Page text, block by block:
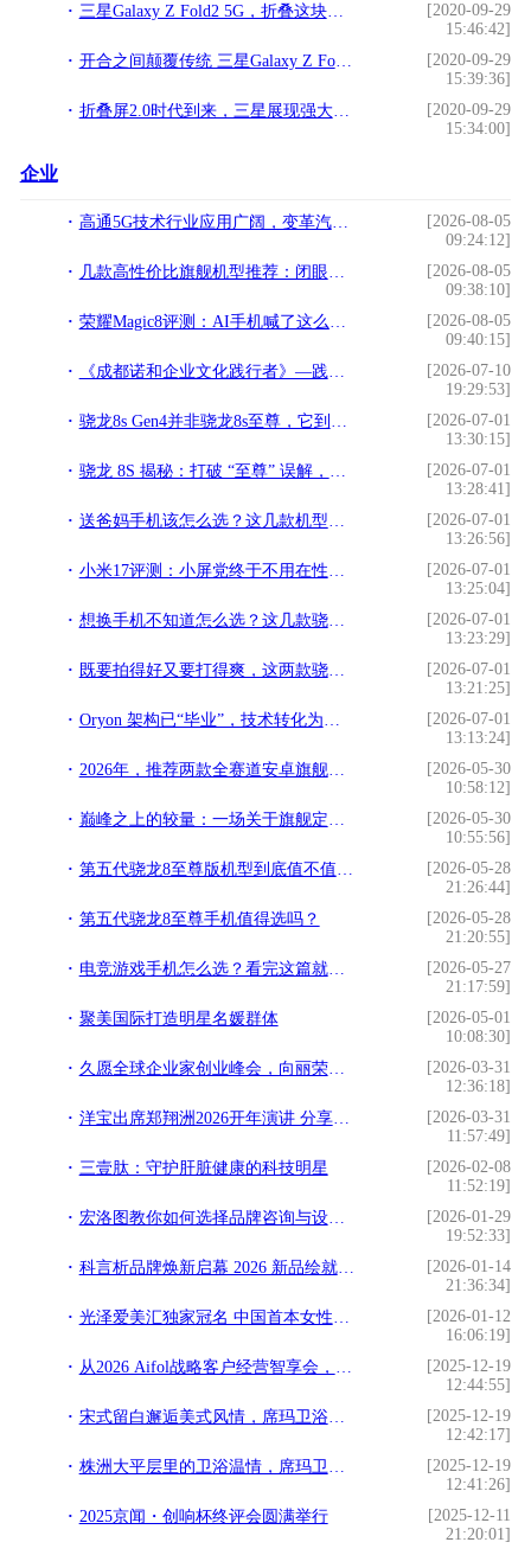
三星Galaxy Z Fold2 5G，折叠这块屏幕，探索未来科技
[2020-09-29
15:46:42]
开合之间颠覆传统 三星Galaxy Z Fold2 5G独领风骚
[2020-09-29
15:39:36]
折叠屏2.0时代到来，三星展现强大行业领导力
[2020-09-29
15:34:00]
企业
高通5G技术行业应用广阔，变革汽车使用体验
[2026-08-05
09:24:12]
几款高性价比旗舰机型推荐：闭眼入，不踩坑
[2026-08-05
09:38:10]
荣耀Magic8评测：AI手机喊了这么多年，这台终于像个“管家”了
[2026-08-05
09:40:15]
《成都诺和企业文化践行者》—践行文化，榜样力量
[2026-07-10
19:29:53]
骁龙8s Gen4并非骁龙8s至尊，它到底是一款怎样的芯片？
[2026-07-01
13:30:15]
骁龙 8S 揭秘：打破 “至尊” 误解，还原真实性能
[2026-07-01
13:28:41]
送爸妈手机该怎么选？这几款机型，让关怀更显高端与贴心
[2026-07-01
13:26:56]
小米17评测：小屏党终于不用在性能和手感之间做选择了
[2026-07-01
13:25:04]
想换手机不知道怎么选？这几款骁龙旗舰机帮你把把关
[2026-07-01
13:23:29]
既要拍得好又要打得爽，这两款骁龙8至尊版旗舰一步到位
[2026-07-01
13:21:25]
Oryon 架构已“毕业”，技术转化为资产，高通的深层底气
[2026-07-01
13:13:24]
2026年，推荐两款全赛道安卓旗舰，全面无短板
[2026-05-30
10:58:12]
巅峰之上的较量：一场关于旗舰定义的革命
[2026-05-30
10:55:56]
第五代骁龙8至尊版机型到底值不值得买？
[2026-05-28
21:26:44]
第五代骁龙8至尊手机值得选吗？
[2026-05-28
21:20:55]
电竞游戏手机怎么选？看完这篇就有答案了
[2026-05-27
21:17:59]
聚美国际打造明星名媛群体
[2026-05-01
10:08:30]
久愿全球企业家创业峰会，向丽荣获全球优秀企业家荣誉
[2026-03-31
12:36:18]
洋宝出席郑翔洲2026开年演讲 分享“企业家权威IP打造
[2026-03-31
11:57:49]
三壹肽：守护肝脏健康的科技明星
[2026-02-08
11:52:19]
宏洛图教你如何选择品牌咨询与设计伙伴？理性视角下的专业参考
[2026-01-29
19:52:33]
科言析品牌焕新启幕 2026 新品绘就精准护肤新篇
[2026-01-14
21:36:34]
光泽爱美汇独家冠名 中国首本女性财富杂志《中国榜样女性》3月18日全球首发
[2026-01-12
16:06:19]
从2026 Aifol战略客户经营智享会，看埃飞灵的战略突围与代际传承
[2025-12-19
12:44:55]
宋式留白邂逅美式风情，席玛卫浴在克拉玛依写就家的温情
[2025-12-19
12:42:17]
株洲大平层里的卫浴温情，席玛卫浴与设计师的完美邂逅
[2025-12-19
12:41:26]
2025京闻・创响杯终评会圆满举行
[2025-12-11
21:20:01]